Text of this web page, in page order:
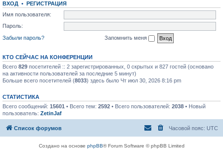
ВХОД • РЕГИСТРАЦИЯ
Имя пользователя:
Пароль:
Забыли пароль?
Запомнить меня
КТО СЕЙЧАС НА КОНФЕРЕНЦИИ
Всего 829 посетителей :: 2 зарегистрированных, 0 скрытых и 827 гостей (основано
на активности пользователей за последние 5 минут)
Больше всего посетителей (8033) здесь было Чт июл 30, 2026 8:16 pm
СТАТИСТИКА
Всего сообщений: 15601 • Всего тем: 2592 • Всего пользователей: 2038 • Новый
пользователь: ZetinJaf
Список форумов Часовой пояс: UTC
Создано на основе phpBB® Forum Software © phpBB Limited